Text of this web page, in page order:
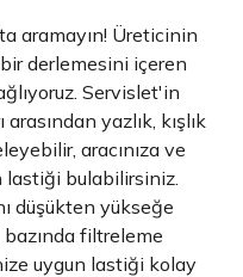
aramayın! Üreticinin
derlemesini içeren
Servislet'in
yazlık, kışlık
aracınıza ve
lastiği bulabilirsiniz.
düşükten yükseğe
filtreleme
uygun lastiği kolay